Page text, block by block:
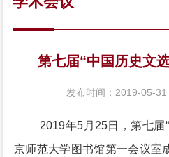
第七届“中国历史文
发布时间：2019-05-31
2019年5月25日，第七届
京师范大学图书馆第一会议室